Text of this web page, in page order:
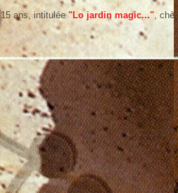
15 ans, intitulée"Lo jardin magic...",